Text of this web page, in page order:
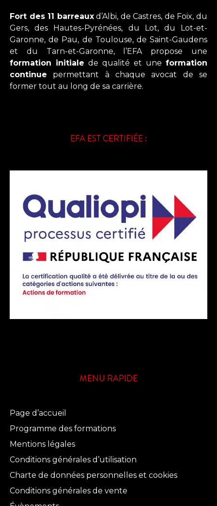
Fort des 11 barreauxd’Albi, de Castres, de Foix, du
Gers, des Hautes-Pyrénées, du Lot, du Lot-et-
Garonne, de Pau, de Toulouse, de Saint-Gaudens
et du Tarn-et-Garonne, l’EFA propose une
formation initiale de qualité et une formation
continue permettant à chaque avocat de se
former tout au long de sa carrière.
EFA EST CERTIFIÉE :
MENU RAPIDE
Page d’accueil
Programme des formations
Mentions légales
Conditions générales d’utilisation
Charte de données personnelles et cookies
Conditions générales de vente